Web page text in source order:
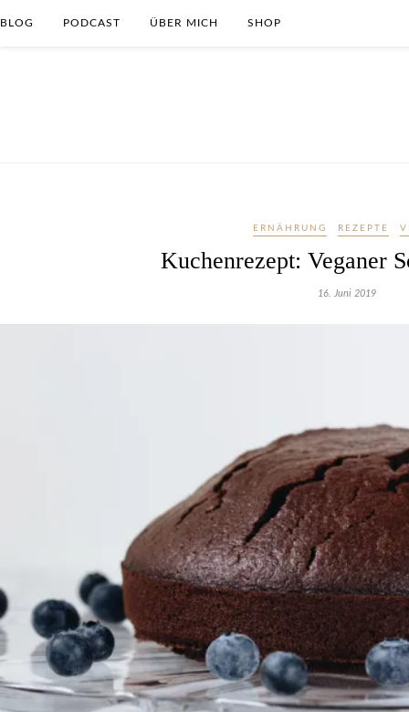
BLOG PODCAST ÜBER MICH SHOP
ERNÄHRUNG REZEPTE
Kuchenrezept: Veganer
16. Juni 2019